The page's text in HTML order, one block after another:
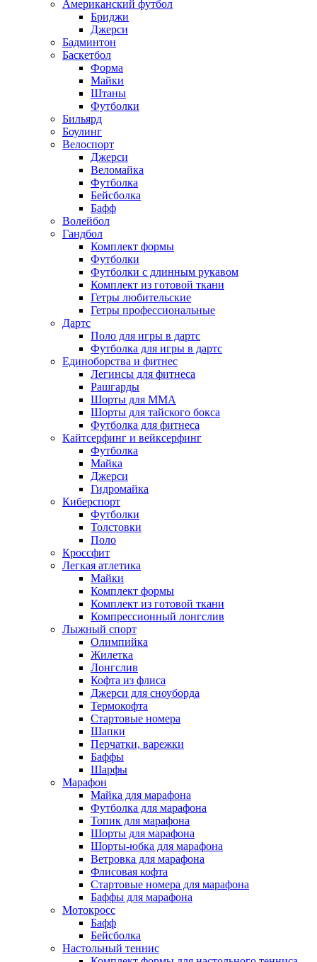
Американский футбол
Бриджи
Джерси
Бадминтон
Баскетбол
Форма
Майки
Штаны
Футболки
Бильярд
Боулинг
Велоспорт
Джерси
Веломайка
Футболка
Бейсболка
Бафф
Волейбол
Гандбол
Комплект формы
Футболки
Футболки с длинным рукавом
Комплект из готовой ткани
Гетры любительские
Гетры профессиональные
Дартс
Поло для игры в дартс
Футболка для игры в дартс
Единоборства и фитнес
Легинсы для фитнеса
Рашгарды
Шорты для MMA
Шорты для тайского бокса
Футболка для фитнеса
Кайтсерфинг и вейксерфинг
Футболка
Майка
Джерси
Гидромайка
Киберспорт
Футболки
Толстовки
Поло
Кроссфит
Легкая атлетика
Майки
Комплект формы
Комплект из готовой ткани
Компрессионный лонгслив
Лыжный спорт
Олимпийка
Жилетка
Лонгслив
Кофта из флиса
Джерси для сноуборда
Термокофта
Стартовые номера
Шапки
Перчатки, варежки
Баффы
Шарфы
Марафон
Майка для марафона
Футболка для марафона
Топик для марафона
Шорты для марафона
Шорты-юбка для марафона
Ветровка для марафона
Флисовая кофта
Стартовые номера для марафона
Баффы для марафона
Мотокросс
Бафф
Бейсболка
Настольный теннис